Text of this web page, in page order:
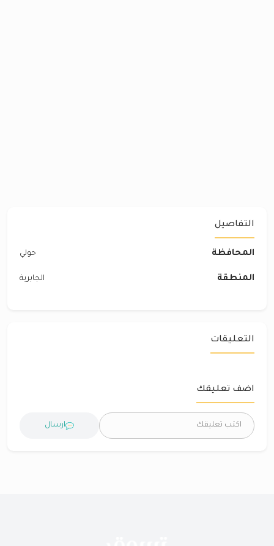
التفاصيل
المحافظة حولي
المنطقة الجابرية
التعليقات
اضف تعليقك
ارسال